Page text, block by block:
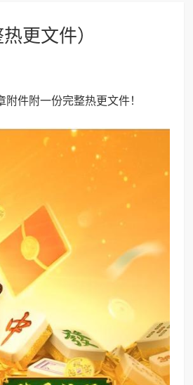
更文件）
件附一份完整热更文件！